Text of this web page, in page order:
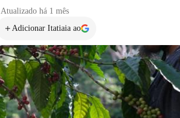
Atualizado há 1 mês
Adicionar Itatiaia ao